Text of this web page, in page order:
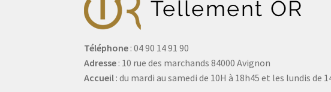
Téléphone : 04 90 14 91 90
Adresse : 10 rue des marchands 84000 Avignon
Accueil : du mardi au samedi de 10H à 18h45 et les lundis de